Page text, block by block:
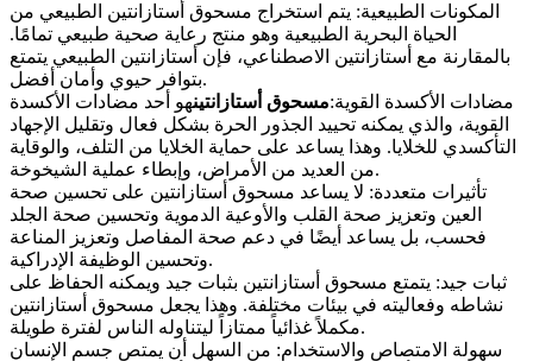
المكونات الطبيعية: يتم استخراج مسحوق أستازانتين الطبيعي من
الحياة البحرية الطبيعية وهو منتج رعاية صحية طبيعي تمامًا.
بالمقارنة مع أستازانتين الاصطناعي، فإن أستازانتين الطبيعي يتمتع
بتوافر حيوي وأمان أفضل.
مضادات الأكسدة القوية:مسحوق أستازانتينهو أحد مضادات الأكسدة
القوية، والذي يمكنه تحييد الجذور الحرة بشكل فعال وتقليل الإجهاد
التأكسدي للخلايا. وهذا يساعد على حماية الخلايا من التلف، والوقاية
من العديد من الأمراض، وإبطاء عملية الشيخوخة.
تأثيرات متعددة: لا يساعد مسحوق أستازانتين على تحسين صحة
العين وتعزيز صحة القلب والأوعية الدموية وتحسين صحة الجلد
فحسب، بل يساعد أيضًا في دعم صحة المفاصل وتعزيز المناعة
وتحسين الوظيفة الإدراكية.
ثبات جيد: يتمتع مسحوق أستازانتين بثبات جيد ويمكنه الحفاظ على
نشاطه وفعاليته في بيئات مختلفة. وهذا يجعل مسحوق أستازانتين
مكملاً غذائياً ممتازاً ليتناوله الناس لفترة طويلة.
سهولة الامتصاص والاستخدام: من السهل أن يمتص جسم الإنسان